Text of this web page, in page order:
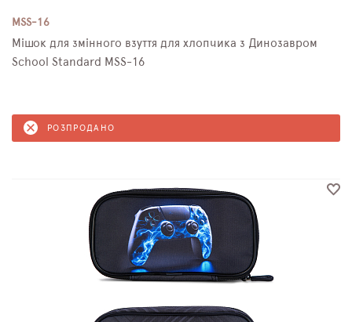
MSS-16
Мішок для змінного взуття для хлопчика з Динозавром
School Standard MSS-16
РОЗПРОДАНО